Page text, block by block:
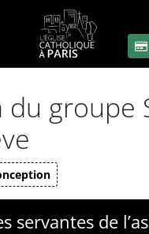
du groupe
servantes de
des cookies